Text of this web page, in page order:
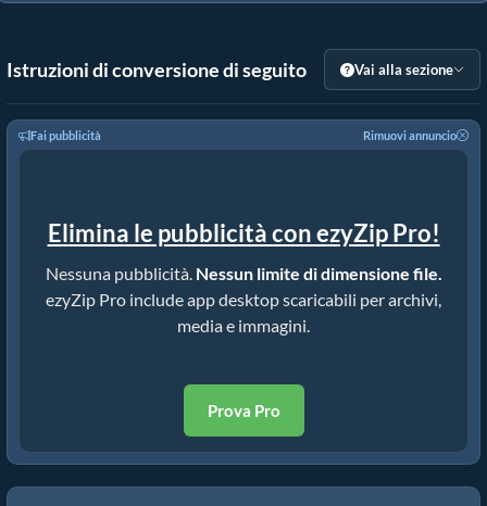
Istruzioni di conversione di seguito Vai alla sezione
Fai pubblicità Rimuovi annuncio
Elimina le pubblicità con ezyZip Pro!
Nessuna pubblicità. Nessun limite di dimensione file.
ezyZip Pro include app desktop scaricabili per archivi,
media e immagini.
Prova Pro